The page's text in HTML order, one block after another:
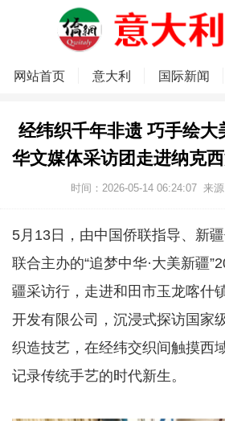
网站首页 意大利 国际新闻
经纬织千年非遗 巧手绘
华文媒体采访团走进纳克
时间：2026-05-14 06:24:07 来源
5月13日，由中国侨联指导、新
联合主办的“追梦中华·大美新疆
疆采访行，走进和田市玉龙喀什
开发有限公司，沉浸式探访国家
织造技艺，在经纬交织间触摸西
记录传统手艺的时代新生。